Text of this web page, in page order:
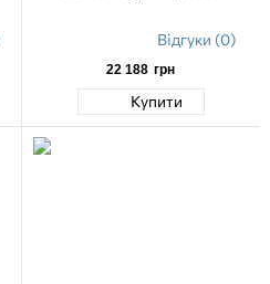
Відгуки (0)
22 188 грн
Купити